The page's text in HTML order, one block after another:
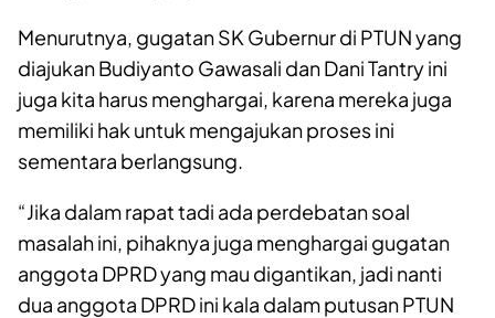
Menurutnya, gugatan SK Gubernur di PTUN yang
diajukan Budiyanto Gawasali dan Dani Tantry ini
juga kita harus menghargai, karena mereka juga
memiliki hak untuk mengajukan proses ini
sementara berlangsung.
“Jika dalam rapat tadi ada perdebatan soal
masalah ini, pihaknya juga menghargai gugatan
anggota DPRD yang mau digantikan, jadi nanti
dua anggota DPRD ini kala dalam putusan PTUN